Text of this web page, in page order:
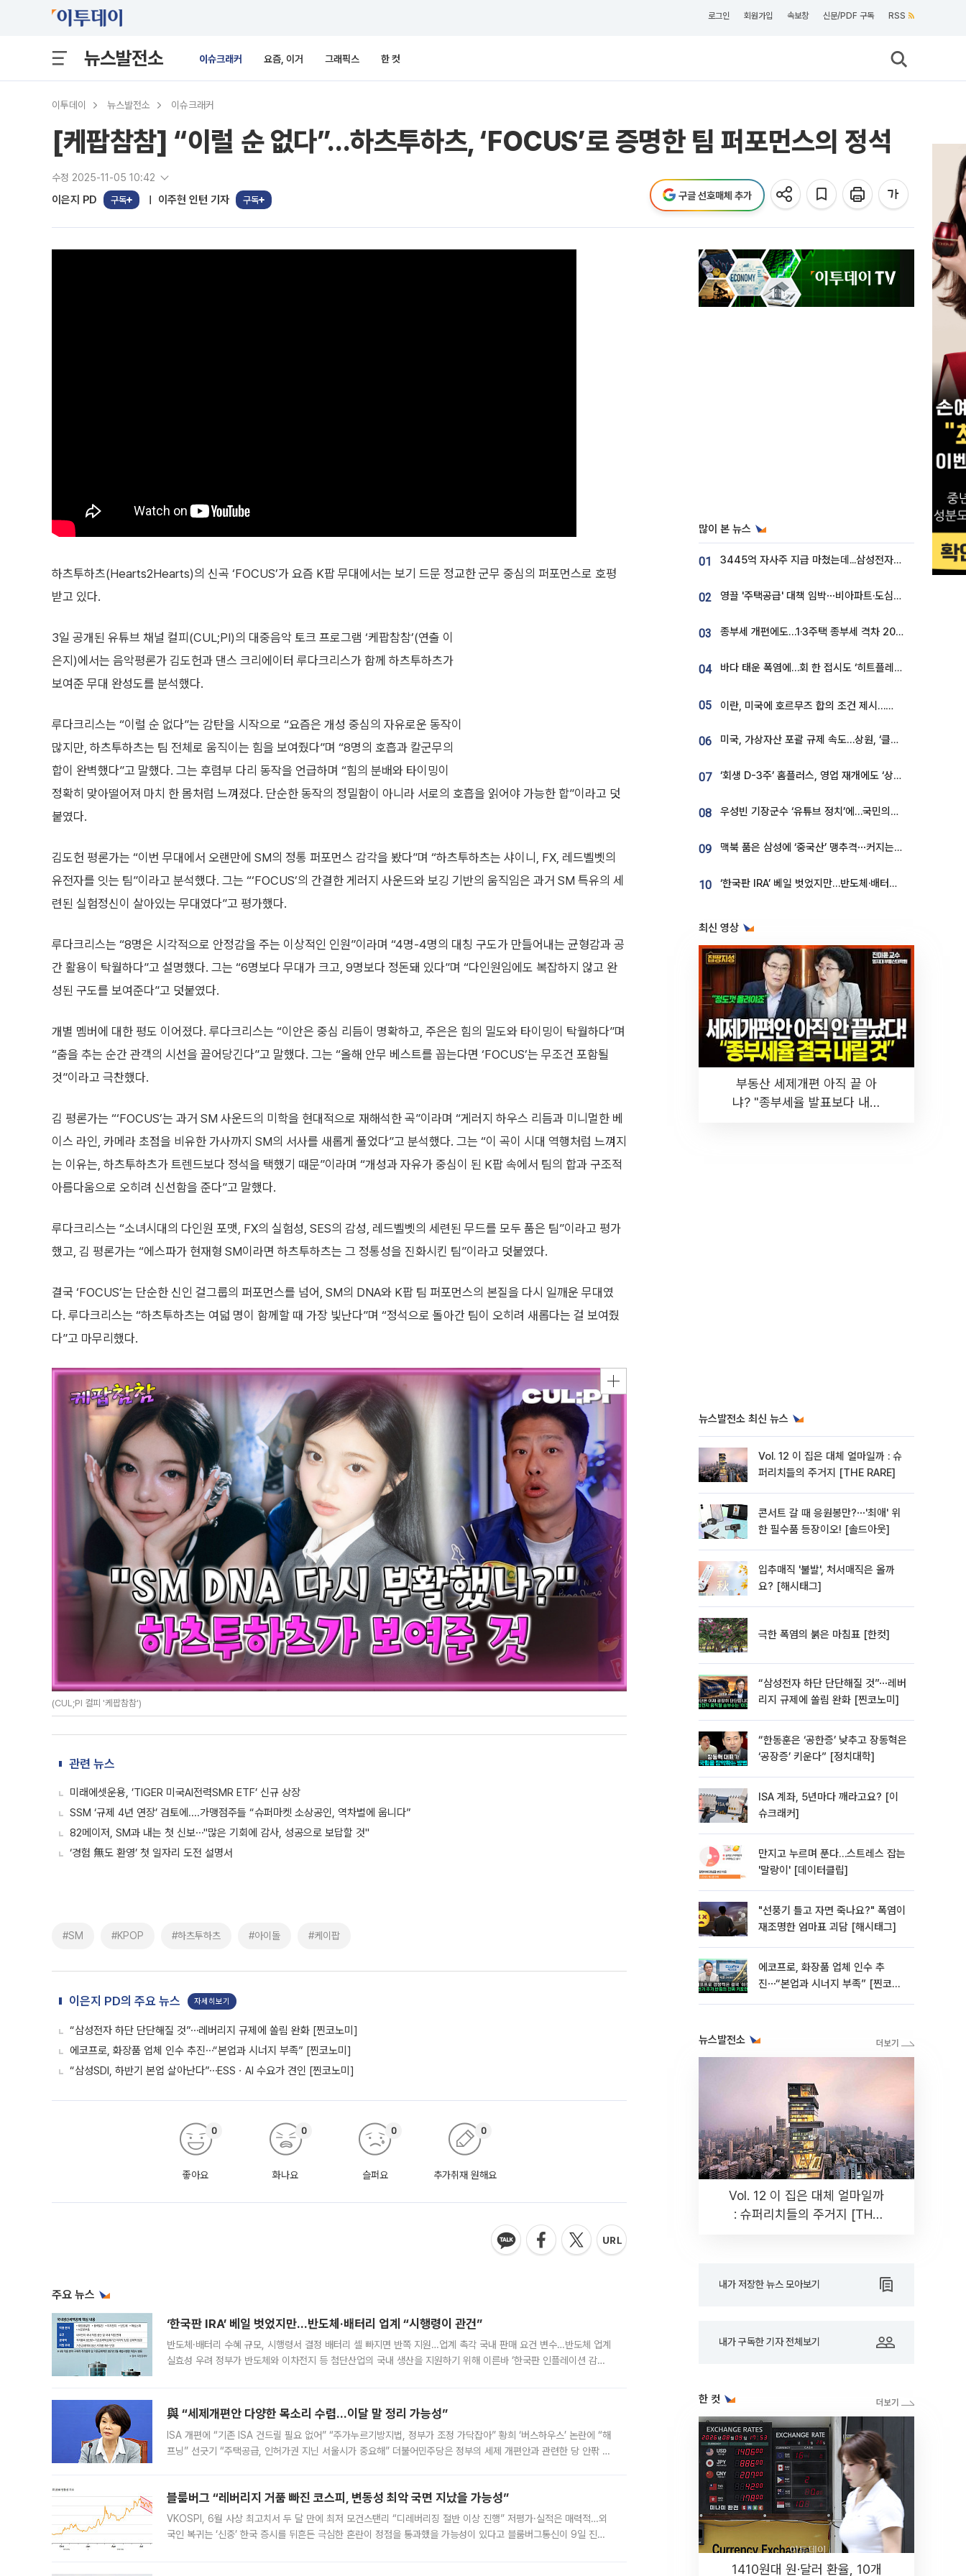
로그인 회원가입 속보창 신문/PDF 구독 RSS
뉴스발전소 이슈크래커 요즘, 이거 그래픽스 한 컷
이투데이 뉴스발전소 이슈크래커
[케팝참참] “이럴 순 없다”…하츠투하츠, ‘FOCUS’로 증명한 팀 퍼포먼스의 정석
수정 2025-11-05 10:42
이은지 PD 구독 이주현 인턴 기자 구독 구글 선호매체 추가
하츠투하츠(Hearts2Hearts)의 신곡 ‘FOCUS’가 요즘 K팝 무대에서는 보기 드문 정교한 군무 중심의 퍼포먼스로 호평
받고 있다.
3일 공개된 유튜브 채널 컬피(CUL;PI)의 대중음악 토크 프로그램 ‘케팝참참’(연출 이
은지)에서는 음악평론가 김도헌과 댄스 크리에이터 루다크리스가 함께 하츠투하츠가
보여준 무대 완성도를 분석했다.
루다크리스는 “이럴 순 없다”는 감탄을 시작으로 “요즘은 개성 중심의 자유로운 동작이
많지만, 하츠투하츠는 팀 전체로 움직이는 힘을 보여줬다”며 “8명의 호흡과 칼군무의
합이 완벽했다”고 말했다. 그는 후렴부 다리 동작을 언급하며 “힘의 분배와 타이밍이
정확히 맞아떨어져 마치 한 몸처럼 느껴졌다. 단순한 동작의 정밀함이 아니라 서로의 호흡을 읽어야 가능한 합”이라고 덧
붙였다.
김도헌 평론가는 “이번 무대에서 오랜만에 SM의 정통 퍼포먼스 감각을 봤다”며 “하츠투하츠는 샤이니, FX, 레드벨벳의
유전자를 잇는 팀”이라고 분석했다. 그는 “‘FOCUS’의 간결한 게러지 사운드와 보깅 기반의 움직임은 과거 SM 특유의 세
련된 실험정신이 살아있는 무대였다”고 평가했다.
루다크리스는 “8명은 시각적으로 안정감을 주는 이상적인 인원”이라며 “4명-4명의 대칭 구도가 만들어내는 균형감과 공
간 활용이 탁월하다”고 설명했다. 그는 “6명보다 무대가 크고, 9명보다 정돈돼 있다”며 “다인원임에도 복잡하지 않고 완
성된 구도를 보여준다”고 덧붙였다.
개별 멤버에 대한 평도 이어졌다. 루다크리스는 “이안은 중심 리듬이 명확하고, 주은은 힘의 밀도와 타이밍이 탁월하다”며
“춤을 추는 순간 관객의 시선을 끌어당긴다”고 말했다. 그는 “올해 안무 베스트를 꼽는다면 ‘FOCUS’는 무조건 포함될
것”이라고 극찬했다.
김 평론가는 “‘FOCUS’는 과거 SM 사운드의 미학을 현대적으로 재해석한 곡”이라며 “게러지 하우스 리듬과 미니멀한 베
이스 라인, 카메라 초점을 비유한 가사까지 SM의 서사를 새롭게 풀었다”고 분석했다. 그는 “이 곡이 시대 역행처럼 느껴지
는 이유는, 하츠투하츠가 트렌드보다 정석을 택했기 때문”이라며 “개성과 자유가 중심이 된 K팝 속에서 팀의 합과 구조적
아름다움으로 오히려 신선함을 준다”고 말했다.
루다크리스는 “소녀시대의 다인원 포맷, FX의 실험성, SES의 감성, 레드벨벳의 세련된 무드를 모두 품은 팀”이라고 평가
했고, 김 평론가는 “에스파가 현재형 SM이라면 하츠투하츠는 그 정통성을 진화시킨 팀”이라고 덧붙였다.
결국 ‘FOCUS’는 단순한 신인 걸그룹의 퍼포먼스를 넘어, SM의 DNA와 K팝 팀 퍼포먼스의 본질을 다시 일깨운 무대였
다. 루다크리스는 “하츠투하츠는 여덟 명이 함께할 때 가장 빛난다”며 “정석으로 돌아간 팀이 오히려 새롭다는 걸 보여줬
다”고 마무리했다.
(CUL;PI 컬피 '케팝참참')
관련 뉴스
미래에셋운용, ’TIGER 미국AI전력SMR ETF’ 신규 상장
SSM ‘규제 4년 연장’ 검토에....가맹점주들 “슈퍼마켓 소상공인, 역차별에 웁니다”
82메이저, SM과 내는 첫 신보⋯"많은 기회에 감사, 성공으로 보답할 것"
‘경험 無도 환영’ 첫 일자리 도전 설명서
#SM #KPOP #하츠투하츠 #아이돌 #케이팝
이은지 PD의 주요 뉴스 자세히보기
“삼성전자 하단 단단해질 것”⋯레버리지 규제에 쏠림 완화 [찐코노미]
에코프로, 화장품 업체 인수 추진⋯“본업과 시너지 부족” [찐코노미]
“삼성SDI, 하반기 본업 살아난다”⋯ESSㆍAI 수요가 견인 [찐코노미]
좋아요
0
화나요
0
슬퍼요
0
추가취재 원해요
0
주요 뉴스
‘한국판 IRA’ 베일 벗었지만…반도체·배터리 업계 “시행령이 관건”
반도체·배터리 수혜 규모, 시행령서 결정 배터리 셀 빠지면 반쪽 지원…업계 촉각 국내 판매 요건 변수…반도체 업계
실효성 우려 정부가 반도체와 이차전지 등 첨단산업의 국내 생산을 지원하기 위해 이른바 ‘한국판 인플레이션 감축
與 “세제개편안 다양한 목소리 수렴…이달 말 정리 가능성”
ISA 개편에 “기존 ISA 건드릴 필요 없어” “주가누르기방지법, 정부가 조정 가닥잡아” 황희 ‘버스하우스’ 논란에 “해
프닝” 선긋기 “주택공급, 인허가권 지닌 서울시가 중요해” 더불어민주당은 정부의 세제 개편안과 관련한 당 안팎 의
블룸버그 “레버리지 거품 빠진 코스피, 변동성 최악 국면 지났을 가능성”
VKOSPI, 6월 사상 최고치서 두 달 만에 최저 모건스탠리 “디레버리징 절반 이상 진행” 저평가·실적은 매력적…외
국인 복귀는 ‘신중’ 한국 증시를 뒤흔든 극심한 혼란이 정점을 통과했을 가능성이 있다고 블룸버그통신이 9일 진단
많이 본 뉴스
01 3445억 자사주 지급 마쳤는데...삼성전자 DX노조, 뒤늦은 '떼쓰기 집회'
02 영끌 '주택공급' 대책 임박⋯비아파트·도심복합까지 총동원
03 종부세 개편에도…1·3주택 종부세 격차 2028년부터 확대
04 바다 태운 폭염에…회 한 접시도 ‘히트플레이션’
05 이란, 미국에 호르무즈 합의 조건 제시…美 “경기 아직 안 끝나” [종합]
06 미국, 가상자산 포괄 규제 속도…상원, ‘클래리티법’ 9월 절차투표 추진
07 ‘회생 D-3주’ 홈플러스, 영업 재개에도 ‘상품 공급망’ 복구가 생존 관건
08 우성빈 기장군수 ‘유튜브 정치’에…국민의힘 군의원들 집단 반발
09 맥북 품은 삼성에 ‘중국산’ 맹추격⋯커지는 노트북 OLED 시장
10 ‘한국판 IRA’ 베일 벗었지만…반도체·배터리 업계 “시행령이 관건”
최신 영상
부동산 세제개편 아직 끝 아
냐? "종부세율 발표보다 내릴
뉴스발전소 최신 뉴스
Vol. 12 이 집은 대체 얼마일까 : 슈
퍼리치들의 주거지 [THE RARE]
콘서트 갈 때 응원봉만?⋯'최애' 위
한 필수품 등장이오! [솔드아웃]
입추매직 '불발', 처서매직은 올까
요? [해시태그]
극한 폭염의 붉은 마침표 [한컷]
“삼성전자 하단 단단해질 것”⋯레버
리지 규제에 쏠림 완화 [찐코노미]
“한동훈은 ‘공한증’ 낮추고 장동혁은
‘공장증’ 키운다” [정치대학]
ISA 계좌, 5년마다 깨라고요? [이
슈크래커]
만지고 누르며 푼다…스트레스 잡는
'말랑이' [데이터클립]
"선풍기 틀고 자면 죽나요?" 폭염이
재조명한 엄마표 괴담 [해시태그]
에코프로, 화장품 업체 인수 추
진⋯“본업과 시너지 부족” [찐코노
뉴스발전소
Vol. 12 이 집은 대체 얼마일까
: 슈퍼리치들의 주거지 [THE
내가 저장한 뉴스 모아보기
내가 구독한 기자 전체보기
한 컷
1410원대 원·달러 환율, 10개